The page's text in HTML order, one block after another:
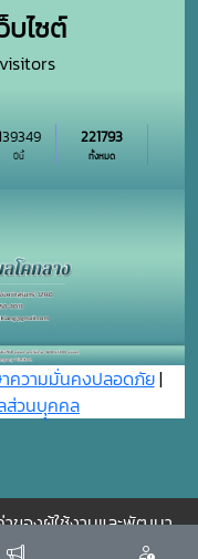
บไซต์
ปีนี้ ทั้งหมด
221793
ความมั่นคงปลอดภัย|
ส่วนบุุคคล
ของผู้ใช้งานและพัฒนา
ยิ่งขึ้น